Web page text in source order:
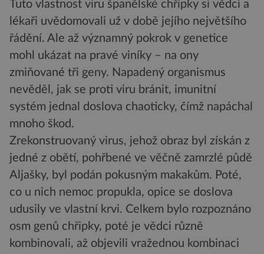
Tuto vlastnost viru španělské chřipky si vědci a
lékaři uvědomovali už v době jejího největšího
řádění. Ale až významný pokrok v genetice
mohl ukázat na pravé viníky – na ony
zmiňované tři geny. Napadený organismus
nevěděl, jak se proti viru bránit, imunitní
systém jednal doslova chaoticky, čímž napáchal
mnoho škod.
Zrekonstruovaný virus, jehož obraz byl získán z
jedné z obětí, pohřbené ve věčně zamrzlé půdě
Aljašky, byl podán pokusným makakům. Poté,
co u nich nemoc propukla, opice se doslova
udusily ve vlastní krvi. Celkem bylo rozpoznáno
osm genů chřipky, poté je vědci různě
kombinovali, až objevili vražednou kombinaci